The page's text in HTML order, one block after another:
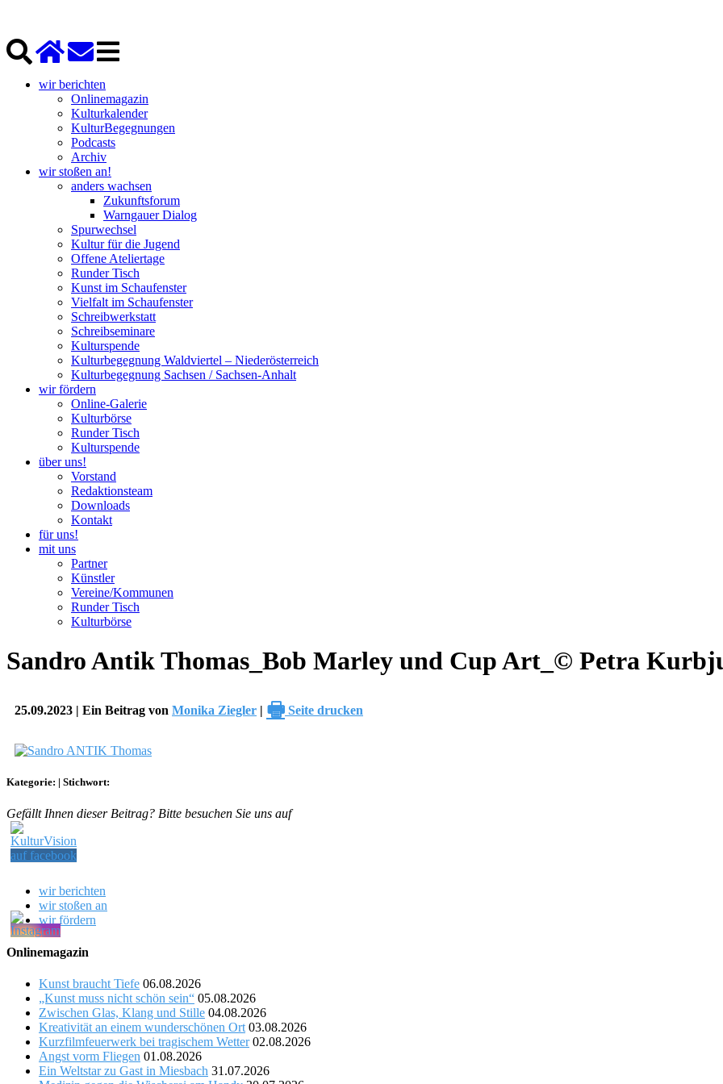
wir berichten
Onlinemagazin
Kulturkalender
KulturBegegnungen
Podcasts
Archiv
wir stoßen an!
anders wachsen
Zukunftsforum
Warngauer Dialog
Spurwechsel
Kultur für die Jugend
Offene Ateliertage
Runder Tisch
Kunst im Schaufenster
Vielfalt im Schaufenster
Schreibwerkstatt
Schreibseminare
Kulturspende
Kulturbegegnung Waldviertel – Niederösterreich
Kulturbegegnung Sachsen / Sachsen-Anhalt
wir fördern
Online-Galerie
Kulturbörse
Runder Tisch
Kulturspende
über uns!
Vorstand
Redaktionsteam
Downloads
Kontakt
für uns!
mit uns
Partner
Künstler
Vereine/Kommunen
Runder Tisch
Kulturbörse
Sandro Antik Thomas_Bob Marley und Cup Art_© Petra
25.09.2023 | Ein Beitrag von Monika Ziegler | 🖶 Seite drucken
Kategorie: | Stichwort:
Gefällt Ihnen dieser Beitrag? Bitte besuchen Sie uns auf
wir berichten
wir stoßen an
wir fördern
Onlinemagazin
Kunst braucht Tiefe 06.08.2026
„Kunst muss nicht schön sein“ 05.08.2026
Zwischen Glas, Klang und Stille 04.08.2026
Kreativität an einem wunderschönen Ort 03.08.2026
Kurzfilmfeuerwerk bei tragischem Wetter 02.08.2026
Angst vorm Fliegen 01.08.2026
Ein Weltstar zu Gast in Miesbach 31.07.2026